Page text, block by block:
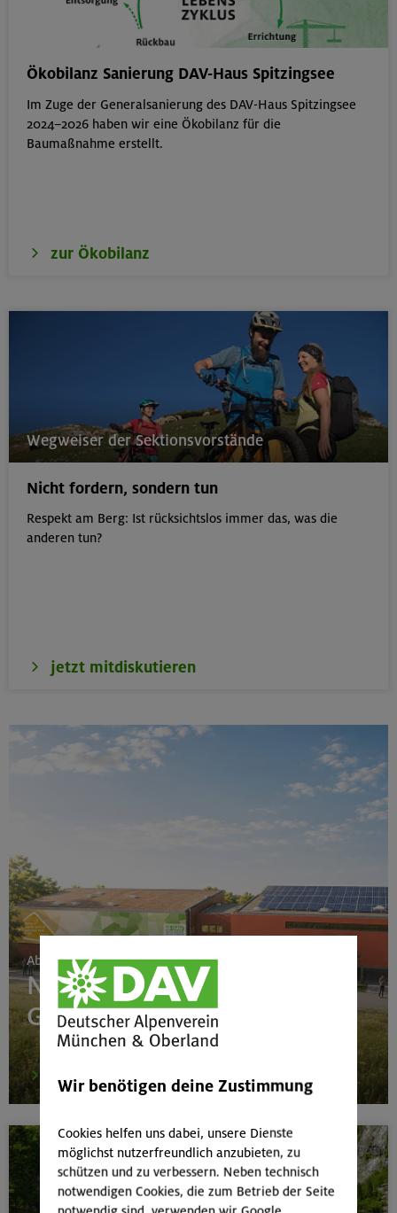
Schnupperkletterkurs indoor
München
Hohe Gipfel in der wilden Texelgruppe
21.-23.08.26
Familienfreizeit: Hüttenübernachtung mit Kindern
von 6-9 J.
21.08.26
Klettertreff indoor
Ökobilanz Sanierung DAV-Haus Spitzingsee
Im Zuge der Generalsanierung des DAV-Haus Spitzingsee
2024–2026 haben wir eine Ökobilanz für die
Baumaßnahme erstellt.
zur Ökobilanz
Wegweiser der Sektionsvorstände
Nicht fordern, sondern tun
Respekt am Berg: Ist rücksichtslos immer das, was die
anderen tun?
jetzt mitdiskutieren
Ab 24. Juni 2026
Neubau Boulderhalle
Gilching
mehr
Wir benötigen deine Zustimmung
Cookies helfen uns dabei, unsere Dienste
möglichst nutzerfreundlich anzubieten, zu
schützen und zu verbessern. Neben technisch
notwendigen Cookies, die zum Betrieb der Seite